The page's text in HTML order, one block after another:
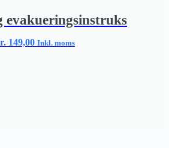
evakueringsinstruks
149,00 Inkl. moms